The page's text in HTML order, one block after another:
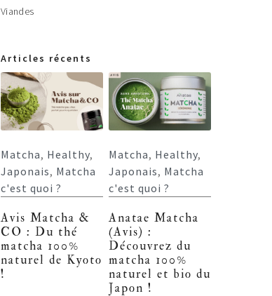
Viandes
Articles récents
Matcha, Healthy,
Japonais, Matcha
c'est quoi ?
Avis Matcha &
CO : Du thé
matcha 100%
naturel de Kyoto
!
Matcha, Healthy,
Japonais, Matcha
c'est quoi ?
Anatae Matcha
(Avis) :
Découvrez du
matcha 100%
naturel et bio du
Japon !